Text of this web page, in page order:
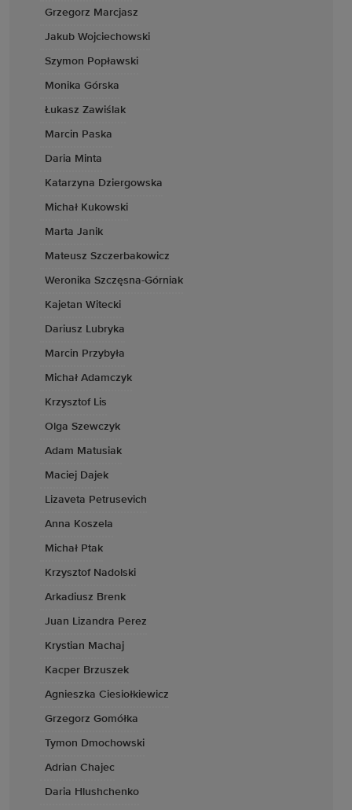
Grzegorz Marcjasz
Jakub Wojciechowski
Szymon Popławski
Monika Górska
Łukasz Zawiślak
Marcin Paska
Daria Minta
Katarzyna Dziergowska
Michał Kukowski
Marta Janik
Mateusz Szczerbakowicz
Weronika Szczęsna-Górniak
Kajetan Witecki
Dariusz Lubryka
Marcin Przybyła
Michał Adamczyk
Krzysztof Lis
Olga Szewczyk
Adam Matusiak
Maciej Dajek
Lizaveta Petrusevich
Anna Koszela
Michał Ptak
Krzysztof Nadolski
Arkadiusz Brenk
Juan Lizandra Perez
Krystian Machaj
Kacper Brzuszek
Agnieszka Ciesiołkiewicz
Grzegorz Gomółka
Tymon Dmochowski
Adrian Chajec
Daria Hlushchenko